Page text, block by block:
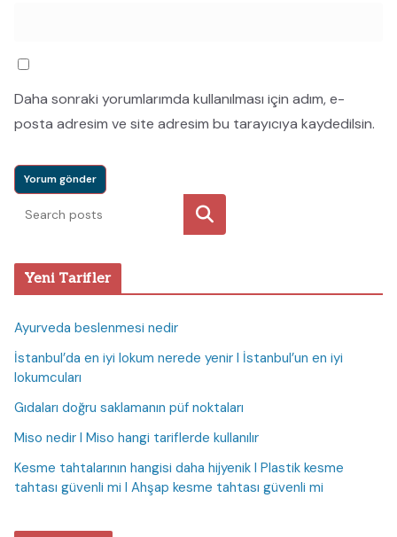
Daha sonraki yorumlarımda kullanılması için adım, e-
posta adresim ve site adresim bu tarayıcıya kaydedilsin.
Ara
Yeni Tarifler
Ayurveda beslenmesi nedir
İstanbul’da en iyi lokum nerede yenir I İstanbul’un en iyi
lokumcuları
Gıdaları doğru saklamanın püf noktaları
Miso nedir I Miso hangi tariflerde kullanılır
Kesme tahtalarının hangisi daha hijyenik I Plastik kesme
tahtası güvenli mi I Ahşap kesme tahtası güvenli mi